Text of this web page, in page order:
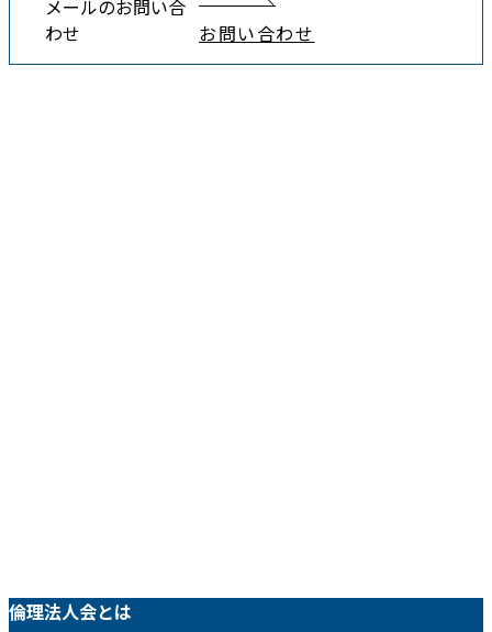
メールのお問い合
わせ
お問い合わせ
倫理法人会とは